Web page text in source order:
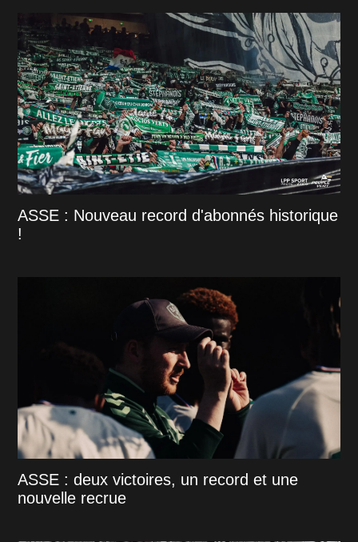
ASSE : Nouveau record d'abonnés historique
!
ASSE : deux victoires, un record et une
nouvelle recrue